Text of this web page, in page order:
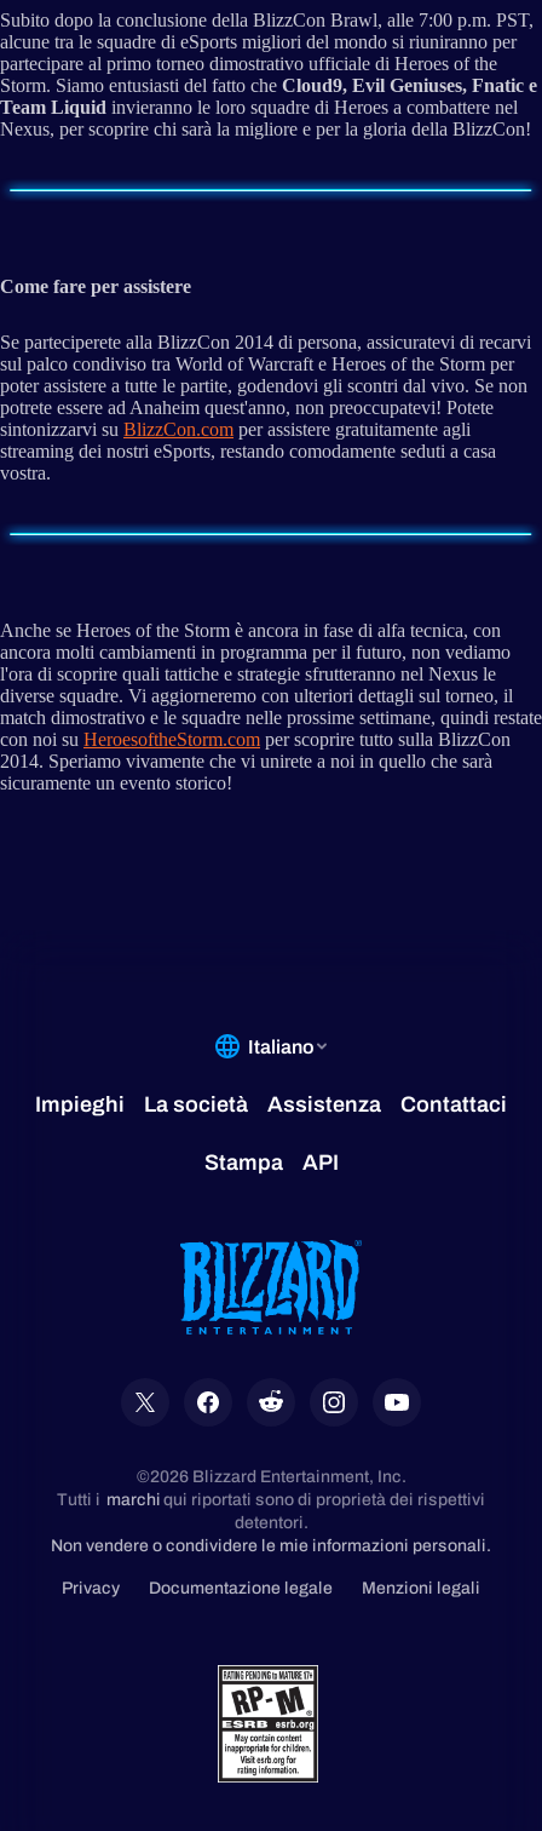
Subito dopo la conclusione della BlizzCon Brawl, alle 7:00 p.m. PST,
alcune tra le squadre di eSports migliori del mondo si riuniranno per
partecipare al primo torneo dimostrativo ufficiale di Heroes of the
Storm. Siamo entusiasti del fatto che Cloud9, Evil Geniuses, Fnatic e
Team Liquid invieranno le loro squadre di Heroes a combattere nel
Nexus, per scoprire chi sarà la migliore e per la gloria della BlizzCon!
Come fare per assistere
Se parteciperete alla BlizzCon 2014 di persona, assicuratevi di recarvi
sul palco condiviso tra World of Warcraft e Heroes of the Storm per
poter assistere a tutte le partite, godendovi gli scontri dal vivo. Se non
potrete essere ad Anaheim quest'anno, non preoccupatevi! Potete
sintonizzarvi su BlizzCon.com per assistere gratuitamente agli
streaming dei nostri eSports, restando comodamente seduti a casa
vostra.
Anche se Heroes of the Storm è ancora in fase di alfa tecnica, con
ancora molti cambiamenti in programma per il futuro, non vediamo
l'ora di scoprire quali tattiche e strategie sfrutteranno nel Nexus le
diverse squadre. Vi aggiorneremo con ulteriori dettagli sul torneo, il
match dimostrativo e le squadre nelle prossime settimane, quindi restate
con noi su HeroesoftheStorm.com per scoprire tutto sulla BlizzCon
2014. Speriamo vivamente che vi unirete a noi in quello che sarà
sicuramente un evento storico!